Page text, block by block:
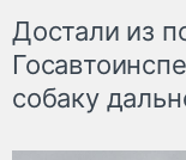
Достали из
собаку